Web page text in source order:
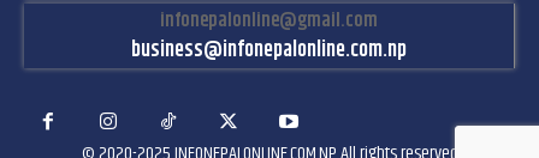
infonepalonline@gmail.com
business@infonepalonline.com.np